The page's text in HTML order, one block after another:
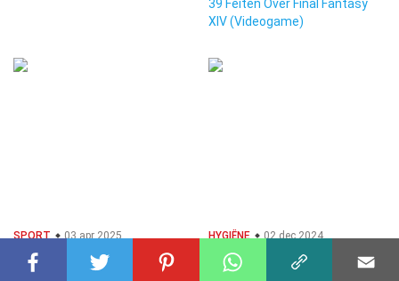
39 Feiten Over Final Fantasy
XIV (Videogame)
SPORT 03 apr 2025
40 Feiten Over Camogie
HYGIËNE 02 dec 2024
27 Feiten Over Spa